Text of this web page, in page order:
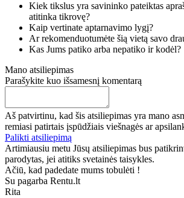
Kiek tikslus yra savininko pateiktas
atitinka tikrovę?
Kaip vertinate aptarnavimo lygį?
Ar rekomenduotumėte šią vietą savo
Kas Jums patiko arba nepatiko ir kodėl?
Mano atsiliepimas
Parašykite kuo išsamesnį komentarą
Aš patvirtinu, kad šis atsiliepimas yra mano
remiasi patirtais įspūdžiais viešnagės ar
Palikti atsiliepimą
Artimiausiu metu Jūsų atsiliepimas bus
parodytas, jei atitiks svetainės taisykles.
Ačiū, kad padedate mums tobulėti !
Su pagarba Rentu.lt
Rita